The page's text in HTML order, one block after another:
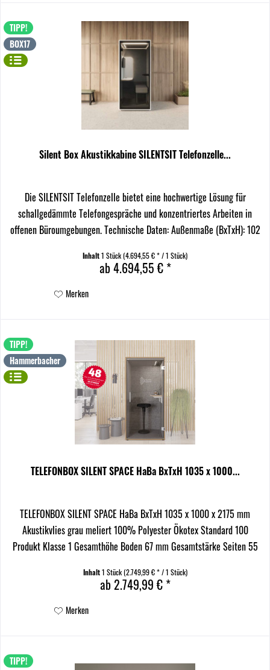
TIPP!
BOX17
Silent Box Akustikkabine SILENTSIT Telefonzelle...
Die SILENTSIT Telefonzelle bietet eine hochwertige Lösung für
schallgedämmte Telefongespräche und konzentriertes Arbeiten in
offenen Büroumgebungen. Technische Daten: Außenmaße (BxTxH): 102
Inhalt1 Stück(4.694,55 € * / 1 Stück)
ab 4.694,55 € *
Merken
TIPP!
Hammerbacher
TELEFONBOX SILENT SPACE HaBa BxTxH 1035 x 1000...
TELEFONBOX SILENT SPACE HaBa BxTxH 1035 x 1000 x 2175 mm
Akustikvlies grau meliert 100% Polyester Ökotex Standard 100
Produkt Klasse 1 Gesamthöhe Boden 67 mm Gesamtstärke Seiten 55
Inhalt1 Stück(2.749,99 € * / 1 Stück)
ab 2.749,99 € *
Merken
TIPP!